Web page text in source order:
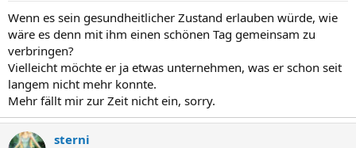
Wenn es sein gesundheitlicher Zustand erlauben würde, wie
wäre es denn mit ihm einen schönen Tag gemeinsam zu
verbringen?
Vielleicht möchte er ja etwas unternehmen, was er schon seit
langem nicht mehr konnte.
Mehr fällt mir zur Zeit nicht ein, sorry.
sterni